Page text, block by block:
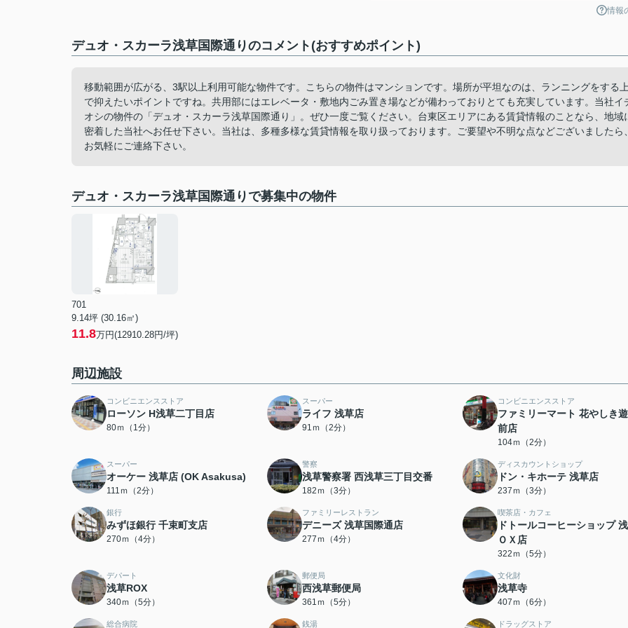
情報
デュオ・スカーラ浅草国際通りのコメント(おすすめポイント)
移動範囲が広がる、3駅以上利用可能な物件です。こちらの物件はマンションです。場所が平坦なのは、ランニングをする上
で抑えたいポイントですね。共用部にはエレベータ・敷地内ごみ置き場などが備わっておりとても充実しています。当社イ
オシの物件の「デュオ・スカーラ浅草国際通り」。ぜひ一度ご覧ください。台東区エリアにある賃貸情報のことなら、地域
密着した当社へお任せ下さい。当社は、多種多様な賃貸情報を取り扱っております。ご要望や不明な点などございましたら、
お気軽にご連絡下さい。
デュオ・スカーラ浅草国際通りで募集中の物件
701
9.14坪 (30.16㎡)
11.8万円(12910.28円/坪)
周辺施設
コンビニエンスストア
ローソン H浅草二丁目店
80ｍ（1分）
スーパー
ライフ 浅草店
91ｍ（2分）
コンビニエンスストア
ファミリーマート 花やしき
前店
104ｍ（2分）
スーパー
オーケー 浅草店 (OK Asakusa)
111ｍ（2分）
警察
浅草警察署 西浅草三丁目交番
182ｍ（3分）
ディスカウントショップ
ドン・キホーテ 浅草店
237ｍ（3分）
銀行
みずほ銀行 千束町支店
270ｍ（4分）
ファミリーレストラン
デニーズ 浅草国際通店
277ｍ（4分）
喫茶店・カフェ
ドトールコーヒーショップ
ＯＸ店
322ｍ（5分）
デパート
浅草ROX
340ｍ（5分）
郵便局
西浅草郵便局
361ｍ（5分）
文化財
浅草寺
407ｍ（6分）
総合病院 銭湯 ドラッグストア